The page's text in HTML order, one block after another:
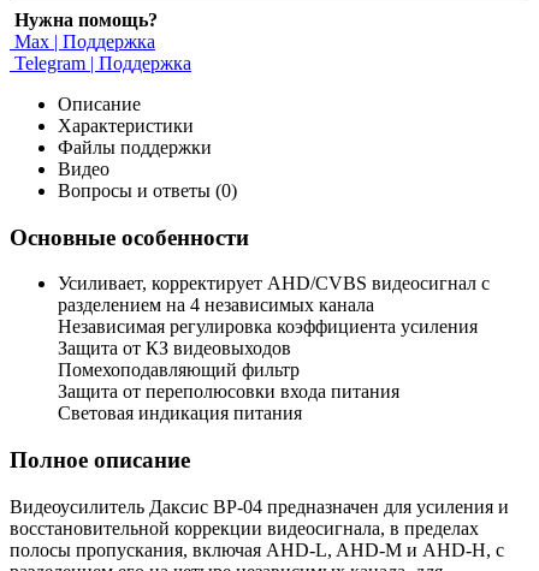
Нужна помощь?
Max | Поддержка
Telegram | Поддержка
Описание
Характеристики
Файлы поддержки
Видео
Вопросы и ответы (0)
Основные особенности
Усиливает, корректирует AHD/CVBS видеосигнал с
разделением на 4 независимых канала
Независимая регулировка коэффициента усиления
Защита от КЗ видеовыходов
Помехоподавляющий фильтр
Защита от переполюсовки входа питания
Световая индикация питания
Полное описание
Видеоусилитель Даксис ВР-04 предназначен для усиления и
восстановительной коррекции видеосигнала, в пределах
полосы пропускания, включая AHD-L, AHD-M и AHD-H, с